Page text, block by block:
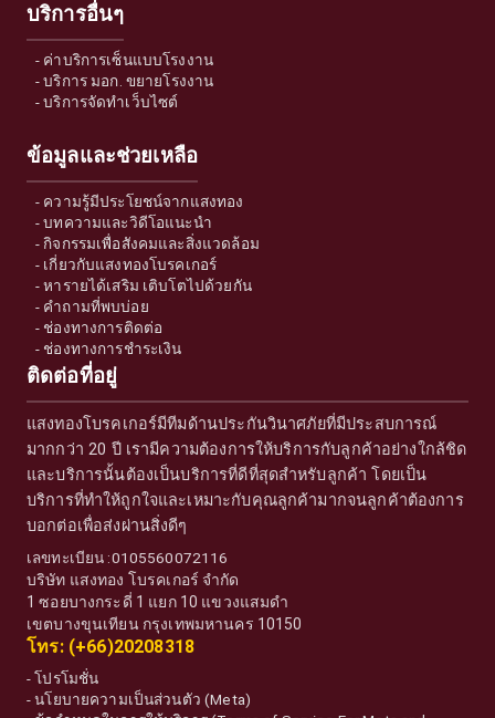
บริการอื่นๆ
- ค่าบริการเซ็นแบบโรงงาน
-บริการ มอก. ขยายโรงงาน
-บริการจัดทำเว็บไซต์
ข้อมูลและช่วยเหลือ
- ความรู้มีประโยชน์จากแสงทอง
-บทความและวิดีโอแนะนำ
-กิจกรรมเพื่อสังคมและสิ่งแวดล้อม
- เกี่ยวกับแสงทองโบรคเกอร์
-หารายได้เสริม เติบโตไปด้วยกัน
- คำถามที่พบบ่อย
- ช่องทางการติดต่อ
- ช่องทางการชำระเงิน
ติดต่อที่อยู่
แสงทองโบรคเกอร์มีทีมด้านประกันวินาศภัยที่มีประสบการณ์
มากกว่า 20 ปี เรามีความต้องการให้บริการกับลูกค้าอย่างใกล้ชิด
และบริการนั้นต้องเป็นบริการที่ดีที่สุดสำหรับลูกค้า โดยเป็น
บริการที่ทำให้ถูกใจและเหมาะกับคุณลูกค้ามากจนลูกค้าต้องการ
บอกต่อเพื่อส่งผ่านสิ่งดีๆ
เลขทะเบียน :0105560072116
บริษัท แสงทอง โบรคเกอร์ จำกัด
1 ซอยบางกระดี่ 1 แยก 10 แขวงแสมดำ
เขตบางขุนเทียน กรุงเทพมหานคร 10150
โทร: (+66)20208318
-โปรโมชั่น
-นโยบายความเป็นส่วนตัว (Meta)